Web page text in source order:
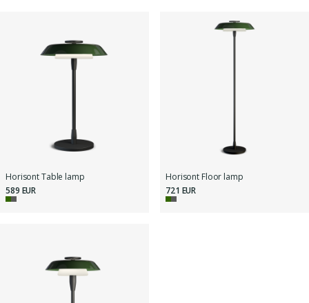
Horisont Table lamp
589 EUR
Horisont Floor lamp
721 EUR